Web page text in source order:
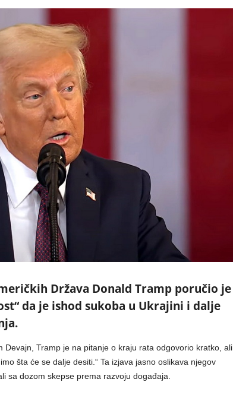
Država Donald Tramp poručio je
da je ishod sukoba u Ukrajini i dalje
Devajn, Tramp je na pitanje o kraju rata odgovorio kratko, ali
šta će se dalje desiti.“ Ta izjava jasno oslikava njegov
sa dozom skepse prema razvoju događaja.